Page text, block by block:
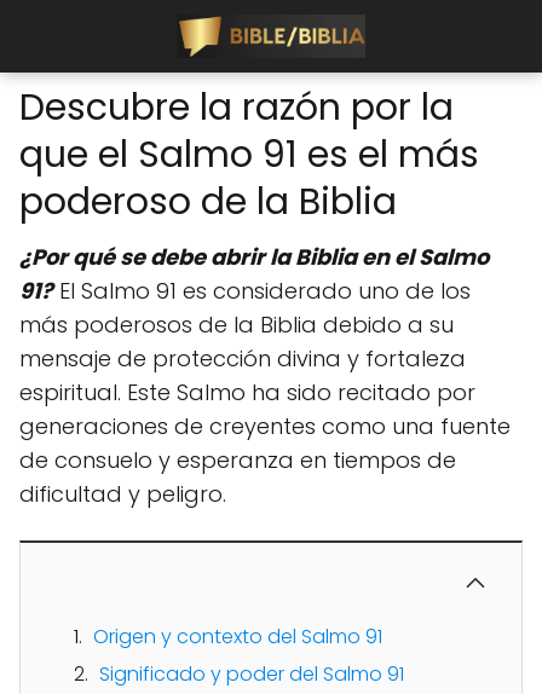
Descubre la razón por la
que el Salmo 91 es el más
poderoso de la Biblia
¿Por qué se debe abrir la Biblia en el Salmo
91?El Salmo 91 es considerado uno de los
más poderosos de la Biblia debido a su
mensaje de protección divina y fortaleza
espiritual. Este Salmo ha sido recitado por
generaciones de creyentes como una fuente
de consuelo y esperanza en tiempos de
dificultad y peligro.
Origen y contexto del Salmo 91
Significado y poder del Salmo 91